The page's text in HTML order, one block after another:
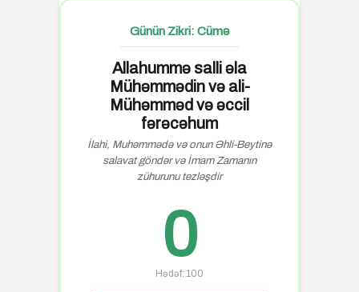
Günün Zikri: Cümə
Allahummə salli əla
Mühəmmədin və ali-
Mühəmməd və əccil
fərəcəhum
İlahi, Muhəmmədə və onun Əhli-Beytinə
salavat göndər və İmam Zamanın
zühurunu tezləşdir
0
Hədəf: 100